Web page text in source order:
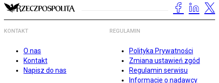
KONTAKT
O nas
Kontakt
Napisz do nas
REGULAMIN
Polityka Prywatności
Zmiana ustawień zgód
Regulamin serwisu
Informacje o nadawcy